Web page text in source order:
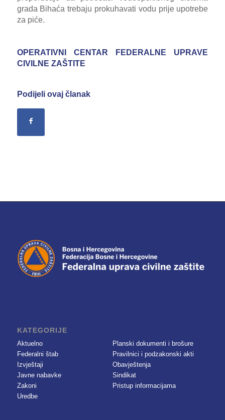
grada Bihaća trebaju prokuhavati vodu prije upotrebe
za piće.
OPERATIVNI CENTAR FEDERALNE UPRAVE
CIVILNE ZAŠTITE
Podijeli ovaj članak
KATEGORIJE
Aktuelno
Federalni štab
Izvještaji
Javne nabavke
Zakoni
Uredbe
Planski dokumenti i brošure
Pravilnici i podzakonski akti
Obavještenja
Sindikat
Pristup informacijama